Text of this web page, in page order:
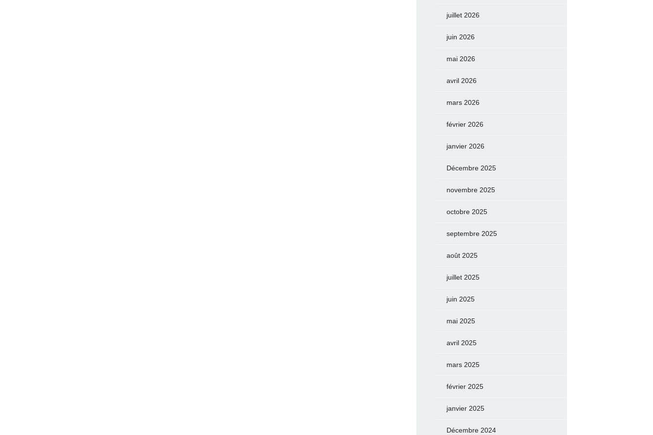
juillet 2026
juin 2026
mai 2026
avril 2026
mars 2026
février 2026
janvier 2026
Décembre 2025
novembre 2025
octobre 2025
septembre 2025
août 2025
juillet 2025
juin 2025
mai 2025
avril 2025
mars 2025
février 2025
janvier 2025
Décembre 2024